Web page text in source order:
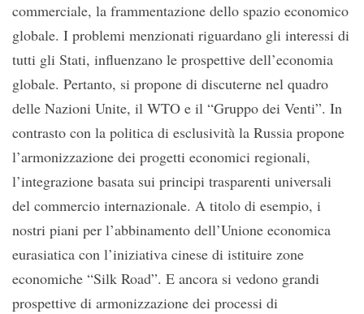
commerciale, la frammentazione dello spazio economico
globale. I problemi menzionati riguardano gli interessi di
tutti gli Stati, influenzano le prospettive dell’economia
globale. Pertanto, si propone di discuterne nel quadro
delle Nazioni Unite, il WTO e il “Gruppo dei Venti”. In
contrasto con la politica di esclusività la Russia propone
l’armonizzazione dei progetti economici regionali,
l’integrazione basata sui principi trasparenti universali
del commercio internazionale. A titolo di esempio, i
nostri piani per l’abbinamento dell’Unione economica
eurasiatica con l’iniziativa cinese di istituire zone
economiche “Silk Road”. E ancora si vedono grandi
prospettive di armonizzazione dei processi di